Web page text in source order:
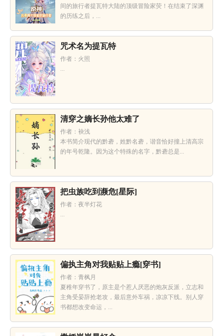
间的旅行者提瓦特大陆的顶级冒险家荧！在结束了深渊
的历练之后，...
咒术名为提瓦特
作者：火照
...
清穿之嫡长孙他太难了
作者：袂浅
本书简介现代的黔砻，姓黔名砻，谐音恰好撞上清高宗
的年号乾隆。因为这个特殊的名字，黔砻总是...
把虫族吃到濒危[星际]
作者：夜半灯花
...
偏执主角对我贴贴上瘾[穿书]
作者：青枫月
夏稚年穿书了，原主是个惹人厌恶的炮灰反派，立志和
主角受晏辞抢老攻，最后意外车祸，凉凉下线。别人穿
书都想改变命运，...